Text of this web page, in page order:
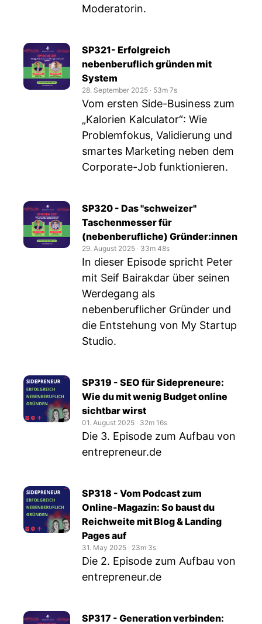
Moderatorin.
SP321- Erfolgreich
nebenberuflich gründen mit
System
28. September 2025 ‧ 53m 7s
Vom ersten Side-Business zum
„Kalorien Kalculator“: Wie
Problemfokus, Validierung und
smartes Marketing neben dem
Corporate-Job funktionieren.
SP320 - Das "schweizer"
Taschenmesser für
(nebenberufliche) Gründer:innen
29. August 2025 ‧ 33m 48s
In dieser Episode spricht Peter
mit Seif Bairakdar über seinen
Werdegang als
nebenberuflicher Gründer und
die Entstehung von My Startup
Studio.
SP319 - SEO für Sidepreneure:
Wie du mit wenig Budget online
sichtbar wirst
01. August 2025 ‧ 32m 16s
Die 3. Episode zum Aufbau von
entrepreneur.de
SP318 - Vom Podcast zum
Online-Magazin: So baust du
Reichweite mit Blog & Landing
Pages auf
31. May 2025 ‧ 23m 3s
Die 2. Episode zum Aufbau von
entrepreneur.de
SP317 - Generation verbinden: